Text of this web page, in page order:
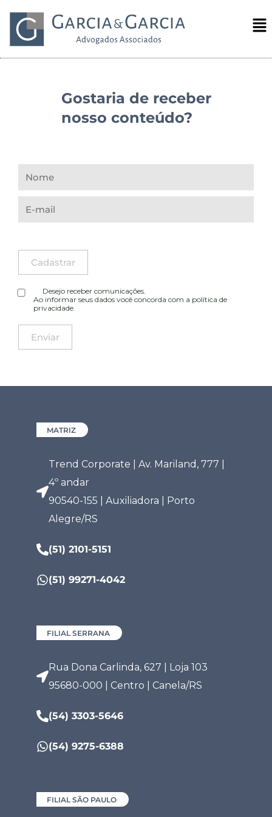
Gostaria de receber
nosso conteúdo?
Desejo receber comunicações.
Ao informar seus dados você concorda com a política de
privacidade.
MATRIZ
Trend Corporate | Av. Mariland, 777 |
4º andar
90540-155 | Auxiliadora | Porto
Alegre/RS
(51) 2101-5151
(51) 99271-4042
FILIAL SERRANA
Rua Dona Carlinda, 627 | Loja 103
95680-000 | Centro | Canela/RS
(54) 3303-5646
(54) 9275-6388
FILIAL SÃO PAULO